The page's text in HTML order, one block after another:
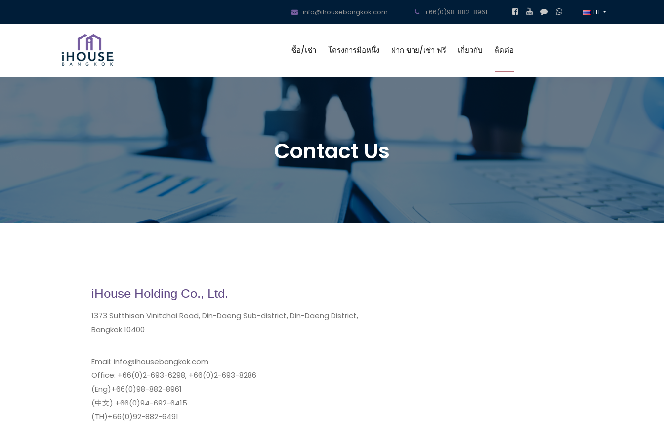
info@ihousebangkok.com +66(0)98-882-8961 TH
ซื้อ/เช่า โครงการมือหนึ่ง ฝาก ขาย/เช่า ฟรี เกี่ยวกับ ติดต่อ
Contact Us
iHouse​ Holding Co., Ltd.
1373 Sutthisan Vinitchai Road, Din-Daeng Sub-district, Din-Daeng District,
Bangkok 10400
Email: info@ihousebangkok.com
Office: +66(0)2-693-6298, +66(0)2-693-8286
(Eng)+66(0)98-882-8961
(中文) +66(0)94-692-6415
(TH)+66(0)92-882-6491